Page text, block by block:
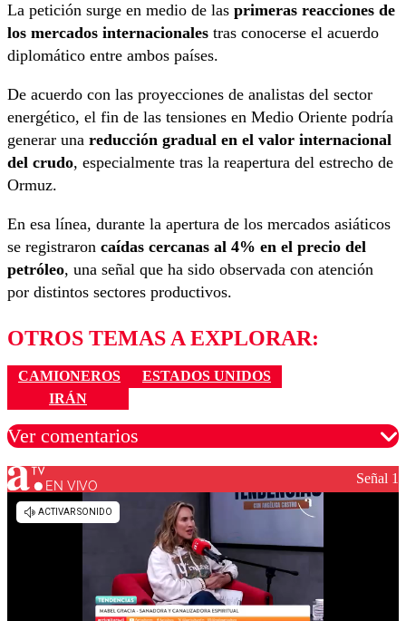
La petición surge en medio de las primeras reacciones de
los mercados internacionales tras conocerse el acuerdo
diplomático entre ambos países.
De acuerdo con las proyecciones de analistas del sector
energético, el fin de las tensiones en Medio Oriente podría
generar una reducción gradual en el valor internacional
del crudo, especialmente tras la reapertura del estrecho de
Ormuz.
En esa línea, durante la apertura de los mercados asiáticos
se registraron caídas cercanas al 4% en el precio del
petróleo, una señal que ha sido observada con atención
por distintos sectores productivos.
OTROS TEMAS A EXPLORAR:
CAMIONEROS
ESTADOS UNIDOS
IRÁN
Ver comentarios
Los comentarios son moderados para garantizar un
diálogo respetuoso.
EN VIVO Señal 1